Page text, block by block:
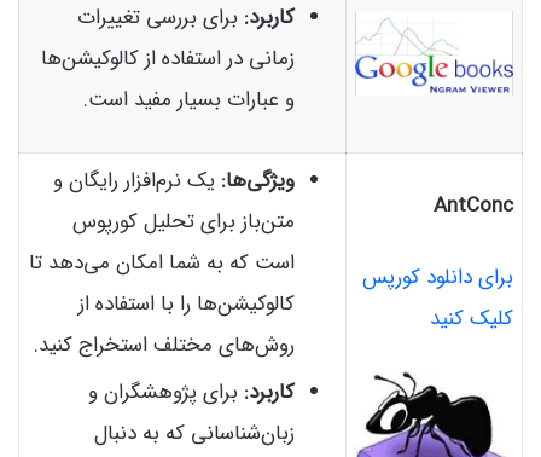
کاربرد: برای بررسی تغییرات
زمانی در استفاده از کالوکیشن‌ها
و عبارات بسیار مفید است.
AntConc
برای دانلود کورپس
کلیک کنید
ویژگی‌ها: یک نرم‌افزار رایگان و
متن‌باز برای تحلیل کورپوس
است که به شما امکان می‌دهد تا
کالوکیشن‌ها را با استفاده از
روش‌های مختلف استخراج کنید.
کاربرد: برای پژوهشگران و
زبان‌شناسانی که به دنبال